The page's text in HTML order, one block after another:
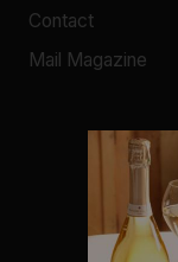
Contact
Mail Magazine